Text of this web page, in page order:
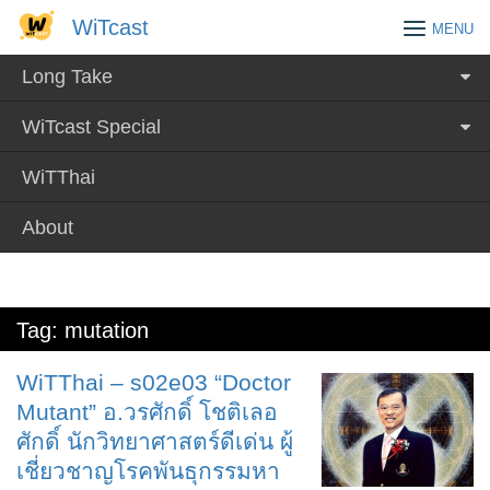
Skip
content
WiTcast
Long Take
WiTcast Special
WiTThai
About
WiTcast MENU
Tag: mutation
WiTThai – s02e03 “Doctor
Mutant” อ.วรศักดิ์ โชติเลอ
ศักดิ์ นักวิทยาศาสตร์ดีเด่น ผู้
เชี่ยวชาญโรคพันธุกรรมหา